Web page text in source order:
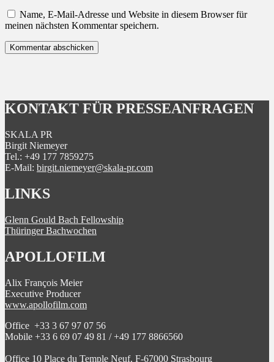
Name, E-Mail-Adresse und Website in diesem Browser für
meinen nächsten Kommentar speichern.
KONTAKT FÜR PRESSEANFRAGEN
SKALA PR
Birgit Niemeyer
Tel.: +49 177 7859275
E-Mail: birgit.niemeyer@skala-pr.com
LINKS
Glenn Gould Bach Fellowship
Thüringer Bachwochen
APOLLOFILM
Alix François Meier
Executive Producer
www.apollofilm.com
Office +33 3 67 97 07 56
Mobile +33 6 69 07 49 81 / +49 177 8866560
Office 10 Place du Temple Neuf, F-67000 Strasbourg